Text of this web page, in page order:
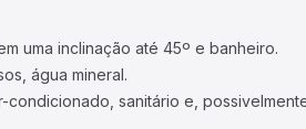
uma inclinação até 45º e banheiro.
água mineral.
sanitário e,